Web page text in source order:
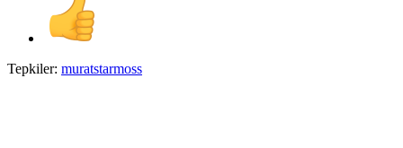
Tepkiler: muratstarmoss